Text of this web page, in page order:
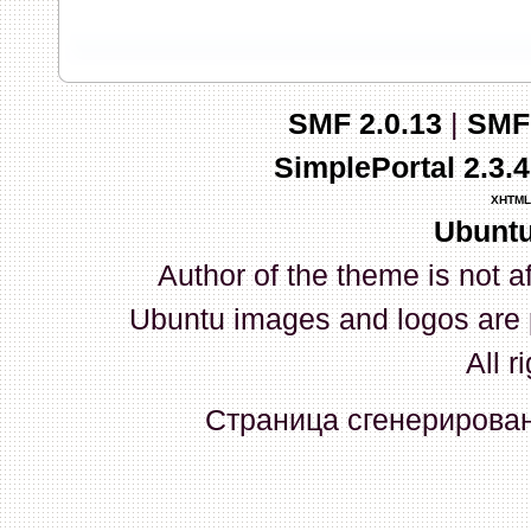
03 Апреля 2026, 10:02:33
whookey:GenKass: с
03 Апреля 2026, 05:22:56
GenKass:По тому же
02 Апреля 2026, 12:56:37
GenKass:Всем доброго
серии (6592) 1-1245, 3-
прошить до 7926, чтобы
Атол 11 видится в системе
SMF 2.0.13|
SimplePortal
XHTML
Author of the theme is not
Ubuntu images and logos
All
Страница